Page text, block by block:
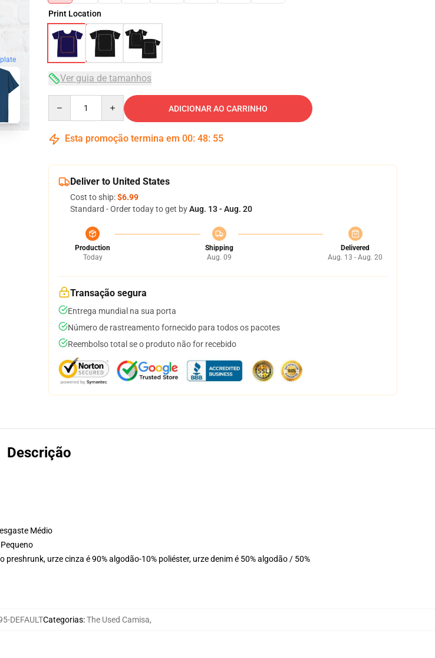
Print Location
Ver guia de tamanhos
ADICIONAR AO CARRINHO
Esta promoção termina em 00: 48: 54
Deliver to United States
Cost to ship:$6.99
Standard - Order today to get byAug. 13 - Aug. 20
Production
Today
Shipping
Aug. 09
Delivered
Aug. 13 - Aug. 20
Transação segura
Entrega mundial na sua porta
Número de rastreamento fornecido para todos os pacotes
Reembolso total se o produto não for recebido
Descrição
Médio
urze cinza é 90% algodão-10% poliéster, urze denim é 50% algodão / 50%
DEFAULTCategorias:The Used Camisa,